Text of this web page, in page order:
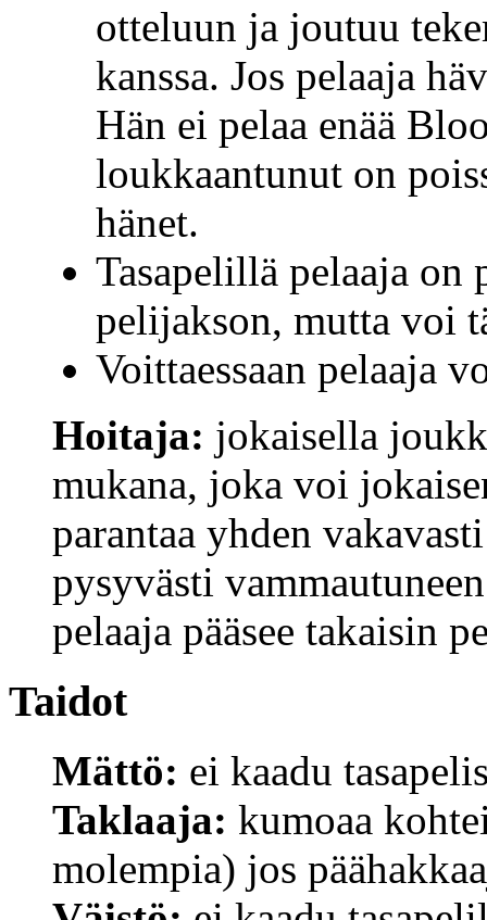
otteluun ja joutuu
kanssa. Jos pelaaja
Hän ei pelaa enää
loukkaantunut on
hänet.
Tasapelillä pelaaja on
pelijakson, mutta voi
Voittaessaan pelaaja
Hoitaja: jokaisella
mukana, joka voi
parantaa yhden
pysyvästi
pelaaja pääsee takaisin
Taidot
Mättö: ei kaadu
Taklaaja: kumoaa
molempia) jos